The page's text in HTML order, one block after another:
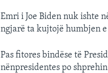
Emri i Joe Biden nuk ishte
ngjarë ta kujtojë humbjen
Pas fitores bindëse të
nënpresidentes po